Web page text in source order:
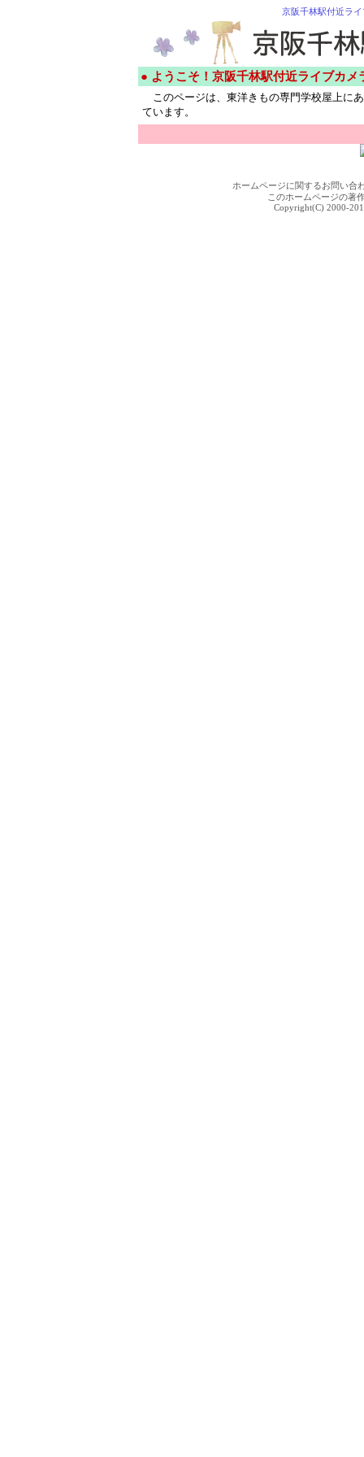
京阪千林駅付近ラ
● ようこそ！京阪千林駅付近ライブカメ
このページは、東洋きもの専門学校屋上に
ています。
ホームページに関するお問い合
このホームページの著
Copyright(C) 2000-